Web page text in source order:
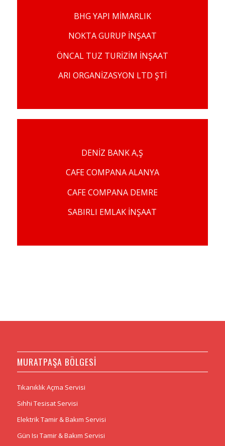
BHG YAPI MİMARLIK
NOKTA GURUP İNŞAAT
ÖNCAL TUZ TURİZİM İNŞAAT
ARI ORGANİZASYON LTD ŞTİ
DENİZ BANK A,Ş
CAFE COMPANA ALANYA
CAFE COMPANA DEMRE
SABIRLI EMLAK İNŞAAT
MURATPAŞA BÖLGESİ
Tıkanıklık Açma Servisi
Sıhhi Tesisat Servisi
Elektrik Tamir & Bakım Servisi
Gün Isı Tamir & Bakım Servisi